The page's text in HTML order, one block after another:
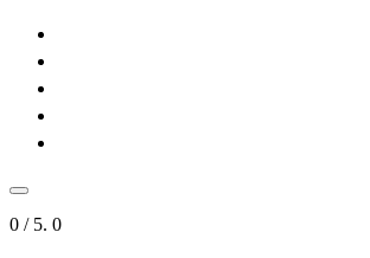
0 / 5. 0